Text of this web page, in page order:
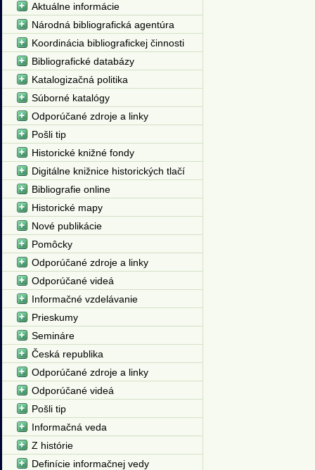
Aktuálne informácie
Národná bibliografická agentúra
Koordinácia bibliografickej činnosti
Bibliografické databázy
Katalogizačná politika
Súborné katalógy
Odporúčané zdroje a linky
Pošli tip
Historické knižné fondy
Digitálne knižnice historických tlačí
Bibliografie online
Historické mapy
Nové publikácie
Pomôcky
Odporúčané zdroje a linky
Odporúčané videá
Informačné vzdelávanie
Prieskumy
Semináre
Česká republika
Odporúčané zdroje a linky
Odporúčané videá
Pošli tip
Informačná veda
Z histórie
Definície informačnej vedy